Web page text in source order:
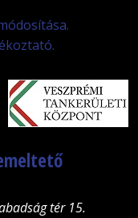
tér 15.